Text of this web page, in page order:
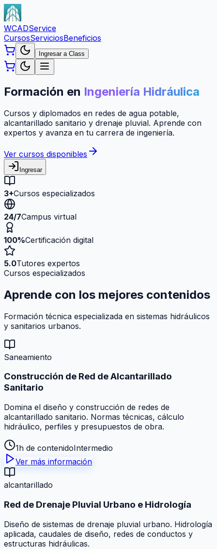
WCADService
CursosServiciosBeneficios
Ingresar a Class
Formación en Ingeniería Hidráulica
Cursos y diplomados en redes de agua potable,
alcantarillado sanitario y drenaje pluvial. Aprende con
expertos y avanza en tu carrera de ingeniería.
Ver cursos disponibles
Ingresar
3+Cursos especializados
24/7Campus virtual
100%Certificación digital
5.0Tutores expertos
Cursos especializados
Aprende con los mejores contenidos
Formación técnica especializada en sistemas hidráulicos
y sanitarios urbanos.
Saneamiento
Construcción de Red de Alcantarillado
Sanitario
Domina el diseño y construcción de redes de
alcantarillado sanitario. Normas técnicas, cálculo
hidráulico, perfiles y presupuestos de obra.
1h de contenidoIntermedio
Ver más información
alcantarillado
Red de Drenaje Pluvial Urbano e Hidrología
Diseño de sistemas de drenaje pluvial urbano. Hidrología
aplicada, caudales de diseño, redes de conductos y
estructuras hidráulicas.